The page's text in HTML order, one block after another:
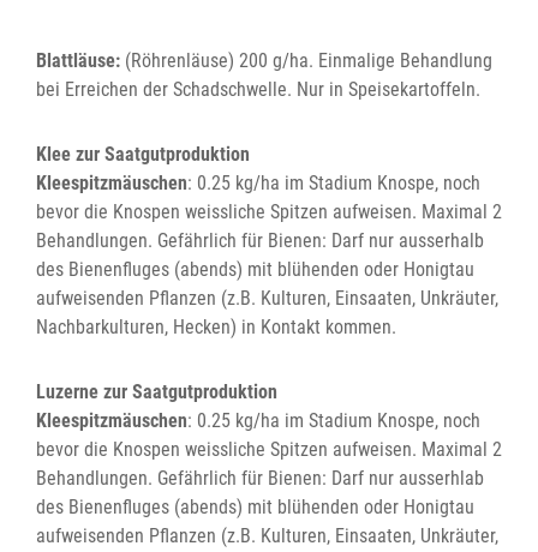
Blattläuse: (Röhrenläuse) 200 g/ha. Einmalige Behandlung
bei Erreichen der Schadschwelle. Nur in Speisekartoffeln.
Klee zur Saatgutproduktion
Kleespitzmäuschen: 0.25 kg/ha im Stadium Knospe, noch
bevor die Knospen weissliche Spitzen aufweisen. Maximal 2
Behandlungen. Gefährlich für Bienen: Darf nur ausserhalb
des Bienenfluges (abends) mit blühenden oder Honigtau
aufweisenden Pflanzen (z.B. Kulturen, Einsaaten, Unkräuter,
Nachbarkulturen, Hecken) in Kontakt kommen.
Luzerne zur Saatgutproduktion
Kleespitzmäuschen: 0.25 kg/ha im Stadium Knospe, noch
bevor die Knospen weissliche Spitzen aufweisen. Maximal 2
Behandlungen. Gefährlich für Bienen: Darf nur ausserhlab
des Bienenfluges (abends) mit blühenden oder Honigtau
aufweisenden Pflanzen (z.B. Kulturen, Einsaaten, Unkräuter,